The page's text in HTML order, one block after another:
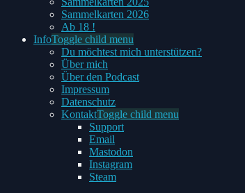
Sammelkarten 2026
Ab 18 !
InfoToggle child menu
Du möchtest mich unterstützen?
Über mich
Über den Podcast
Impressum
Datenschutz
KontaktToggle child menu
Support
Email
Mastodon
Instagram
Steam